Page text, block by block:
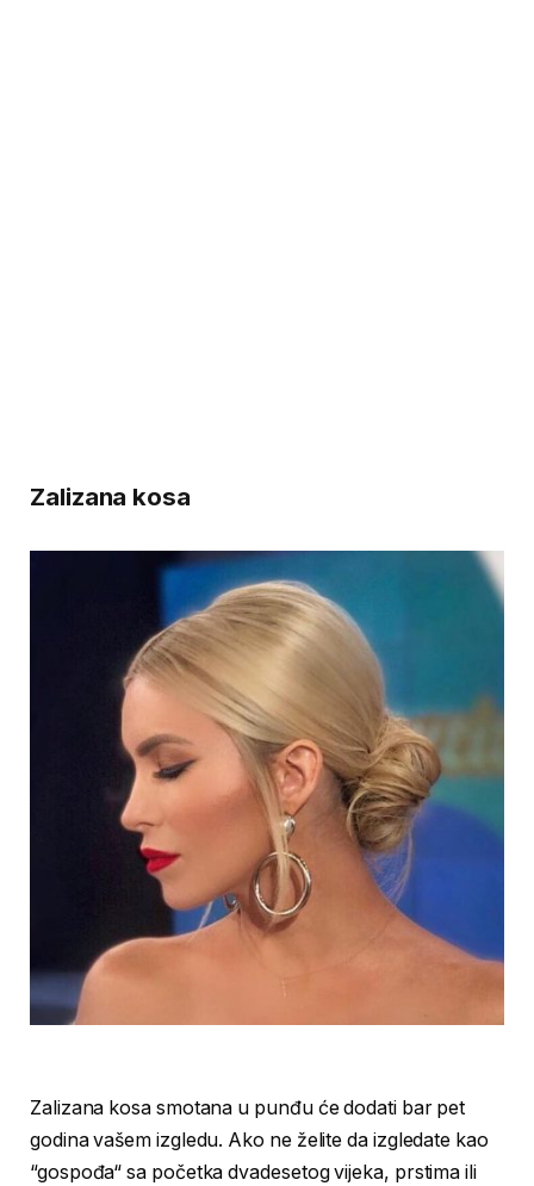
Zalizana kosa
Zalizana kosa smotana u punđu će dodati bar pet
godina vašem izgledu. Ako ne želite da izgledate kao
“gospođa“ sa početka dvadesetog vijeka, prstima ili